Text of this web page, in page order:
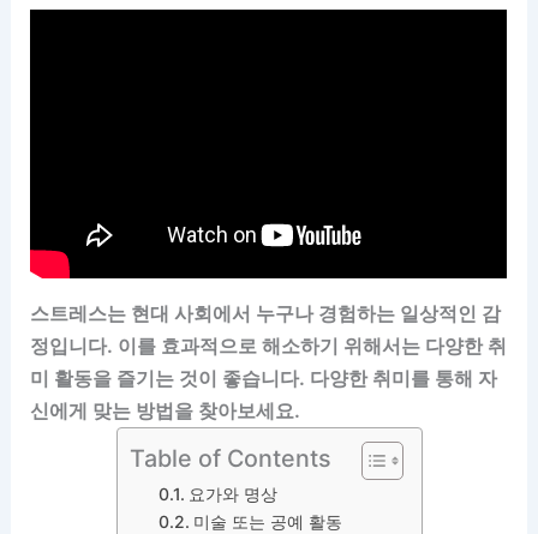
스트레스는 현대 사회에서 누구나 경험하는 일상적인 감
정입니다. 이를 효과적으로 해소하기 위해서는 다양한 취
미 활동을 즐기는 것이 좋습니다. 다양한 취미를 통해 자
신에게 맞는 방법을 찾아보세요.
Table of Contents
요가와 명상
미술 또는 공예 활동